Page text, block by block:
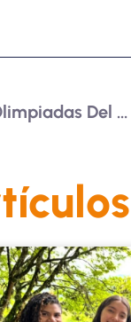
Destacada Participación En Las Olimpiadas Del Saber Contable